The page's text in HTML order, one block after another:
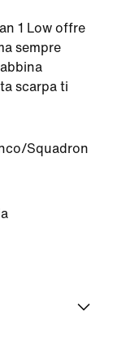
1 Low offre
sempre
scarpa ti
Squadron